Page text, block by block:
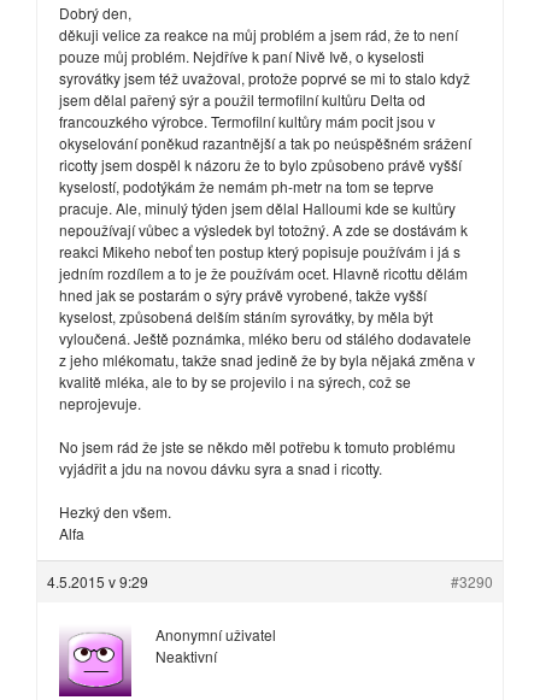
Dobrý den,
děkuji velice za reakce na můj problém a jsem rád, že to není
pouze můj problém. Nejdříve k paní Nivě Ivě, o kyselosti
syrovátky jsem též uvažoval, protože poprvé se mi to stalo když
jsem dělal pařený sýr a použil termofilní kultůru Delta od
francouzkého výrobce. Termofilní kultůry mám pocit jsou v
okyselování poněkud razantnější a tak po neúspěšném srážení
ricotty jsem dospěl k názoru že to bylo způsobeno právě vyšší
kyselostí, podotýkám že nemám ph-metr na tom se teprve
pracuje. Ale, minulý týden jsem dělal Halloumi kde se kultůry
nepoužívají vůbec a výsledek byl totožný. A zde se dostávám k
reakci Mikeho neboť ten postup který popisuje používám i já s
jedním rozdílem a to je že používám ocet. Hlavně ricottu dělám
hned jak se postarám o sýry právě vyrobené, takže vyšší
kyselost, způsobená delším stáním syrovátky, by měla být
vyloučená. Ještě poznámka, mléko beru od stálého dodavatele
z jeho mlékomatu, takže snad jedině že by byla nějaká změna v
kvalitě mléka, ale to by se projevilo i na sýrech, což se
neprojevuje.
No jsem rád že jste se někdo měl potřebu k tomuto problému
vyjádřit a jdu na novou dávku syra a snad i ricotty.
Hezký den všem.
Alfa
4.5.2015 v 9:29 #3290
Anonymní uživatel
Neaktivní